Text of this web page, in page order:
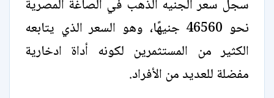
سجل سعر الجنيه الذهب في الصاغة المصرية
نحو 46560 جنيهًا، وهو السعر الذي يتابعه
الكثير من المستثمرين لكونه أداة ادخارية
مفضلة للعديد من الأفراد.